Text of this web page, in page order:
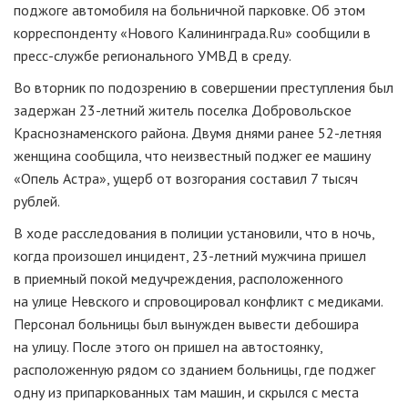
поджоге автомобиля на больничной парковке. Об этом
корреспонденту «Нового Калининграда.Ru» сообщили в
пресс-службе регионального УМВД в среду.
Во вторник по подозрению в совершении преступления был
задержан 23-летний житель поселка Добровольское
Краснознаменского района. Двумя днями ранее 52-летняя
женщина сообщила, что неизвестный поджег ее машину
«Опель Астра», ущерб от возгорания составил 7 тысяч
рублей.
В ходе расследования в полиции установили, что в ночь,
когда произошел инцидент, 23-летний мужчина пришел
в приемный покой медучреждения, расположенного
на улице Невского и спровоцировал конфликт с медиками.
Персонал больницы был вынужден вывести дебошира
на улицу. После этого он пришел на автостоянку,
расположенную рядом со зданием больницы, где поджег
одну из припаркованных там машин, и скрылся с места